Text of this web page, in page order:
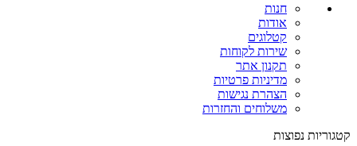
חנות
אודות
קטלוגים
שירות לקוחות
תקנון אתר
מדיניות פרטיות
הצהרת נגישות
משלוחים והחזרות
קטגוריות נפוצות